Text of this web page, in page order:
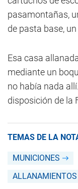
pasamontañas,
de pasta base,
Esa casa
mediante un
no había nada
disposición de la
TEMAS DE LA
MUNICIONES
ALLANAMIENTOS